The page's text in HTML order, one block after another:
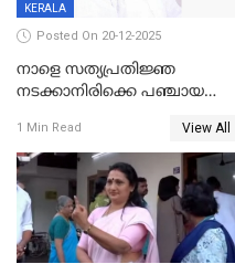
KERALA
Posted On 20-12-2025
നാളെ സത്യപ്രതിജ്ഞ
നടക്കാനിരിക്കെ പഞ്ചായത്ത്
1 Min Read View All